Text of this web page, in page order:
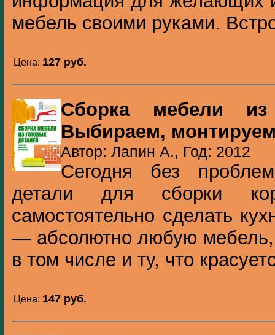
мебель своими руками.
Цена: 127 pуб.
Сборка мебели из
Выбираем,
Автор: Лапин А., Год: 2012
Сегодня без
детали для сборки
самостоятельно сделать
— абсолютно любую
в том числе и ту, что
Цена: 147 pуб.